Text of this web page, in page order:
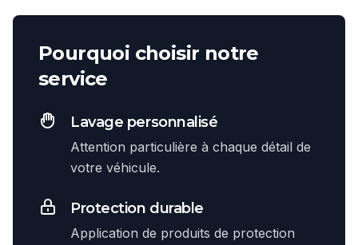
Pourquoi choisir notre
service
Lavage personnalisé
Attention particulière à chaque détail de
votre véhicule.
Protection durable
Application de produits de protection